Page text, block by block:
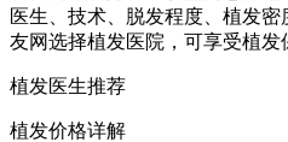
医生、技术、脱发程度、植发
友网选择植发医院，可享受植发
植发医生推荐
植发价格详解